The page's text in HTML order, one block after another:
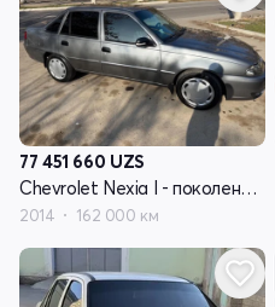
77 451 660 UZS
Chevrolet Nexia I - поколение рестайлинг
2014 162 000 км